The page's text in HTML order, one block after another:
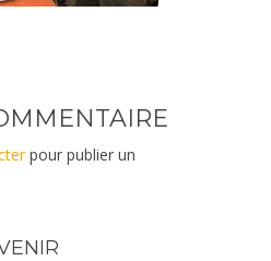
pour publier un